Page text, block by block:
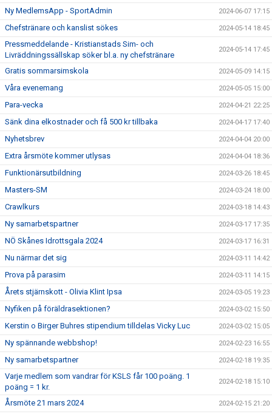
Ny MedlemsApp - SportAdmin 2024-06-07 17:15
Chefstränare och kanslist sökes 2024-05-14 18:45
Pressmeddelande - Kristianstads Sim- och
Livräddningssällskap söker bl.a. ny chefstränare
2024-05-14 17:45
Gratis sommarsimskola 2024-05-09 14:15
Våra evenemang 2024-05-05 15:00
Para-vecka 2024-04-21 22:25
Sänk dina elkostnader och få 500 kr tillbaka 2024-04-17 17:40
Nyhetsbrev 2024-04-04 20:00
Extra årsmöte kommer utlysas 2024-04-04 18:36
Funktionärsutbildning 2024-03-26 18:45
Masters-SM 2024-03-24 18:00
Crawlkurs 2024-03-18 14:43
Ny samarbetspartner 2024-03-17 17:35
NÖ Skånes Idrottsgala 2024 2024-03-17 16:31
Nu närmar det sig 2024-03-11 14:42
Prova på parasim 2024-03-11 14:15
Årets stjärnskott - Olivia Klint Ipsa 2024-03-05 19:23
Nyfiken på föräldrasektionen? 2024-03-02 15:50
Kerstin o Birger Buhres stipendium tilldelas Vicky Luc 2024-03-02 15:05
Ny spännande webbshop! 2024-02-23 16:55
Ny samarbetspartner 2024-02-18 19:35
Varje medlem som vandrar för KSLS får 100 poäng. 1
poäng = 1 kr.
2024-02-18 15:10
Årsmöte 21 mars 2024 2024-02-15 21:20